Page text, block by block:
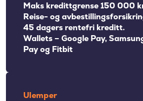
Maks kredittgrense 150 000
Reise- og
45 dagers rentefri kreditt.
Wallets – Google Pay,
Pay og Fitbit
Ulemper